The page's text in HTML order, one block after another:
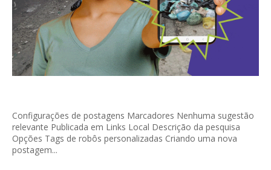
Configurações de postagens Marcadores Nenhuma sugestão
relevante Publicada em Links Local Descrição da pesquisa
Opções Tags de robôs personalizadas Criando uma nova
postagem...